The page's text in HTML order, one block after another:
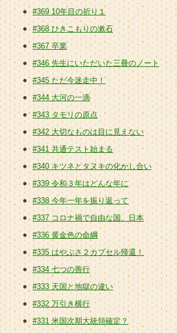
#369 10年目の祈り１
#368 ひきこもりの漱石
#367 卒業
#346 先生にいただいた三冊のノート
#345 ただ今迷走中！
#344 大河の一滴
#343 タモリの原点
#342 大切なものは目に見えない
#341 共通テスト始まる
#340 キツネとタヌキの化かし合い
#339 令和３年はどんな年に
#338 今年一年を振り返って
#337 コロナ禍で自由な国、日本
#336 黄金色の命綱
#335 はやぶさ２カプセル帰還！
#334 七つの善行
#333 天国と地獄の違い
#332 万引き横行
#331 米国次期大統領確定？